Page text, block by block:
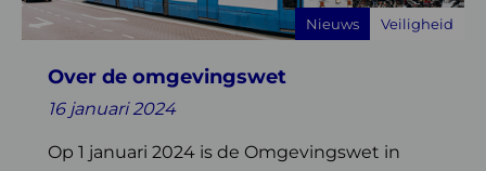
Over de omgevingswet
16 januari 2024
Op 1 januari 2024 is de Omgevingswet in
Nieuws Veiligheid